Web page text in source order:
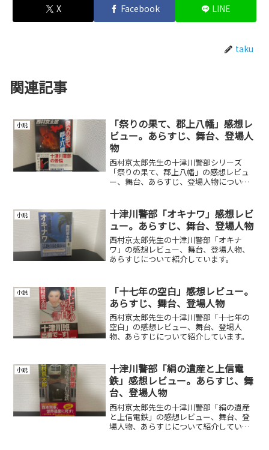
X Facebook LINE
taku
関連記事
小説
「祭りの果て、郡上八幡」感想レ
ビュー。あらすじ、舞台、登場人
物
西村京太郎先生の十津川警部シリーズ
「祭りの果て、郡上八幡」の感想レビュ
ー、舞台、あらすじ、登場人物について
小説
十津川警部「オキナワ」感想レビ
ュー。あらすじ、舞台、登場人物
西村京太郎先生の十津川警部「オキナ
ワ」の感想レビュー、舞台、登場人物、
あらすじについて紹介しています。
小説
「十七年の空白」感想レビュー。
あらすじ、舞台、登場人物
西村京太郎先生の十津川警部「十七年の
空白」の感想レビュー、舞台、登場人
物、あらすじについて紹介しています。
小説
十津川警部「絹の遺産と上信電
鉄」感想レビュー。あらすじ、舞
台、登場人物
西村京太郎先生の十津川警部「絹の遺産
と上信電鉄」の感想レビュー、舞台、登
場人物、あらすじについて紹介していま